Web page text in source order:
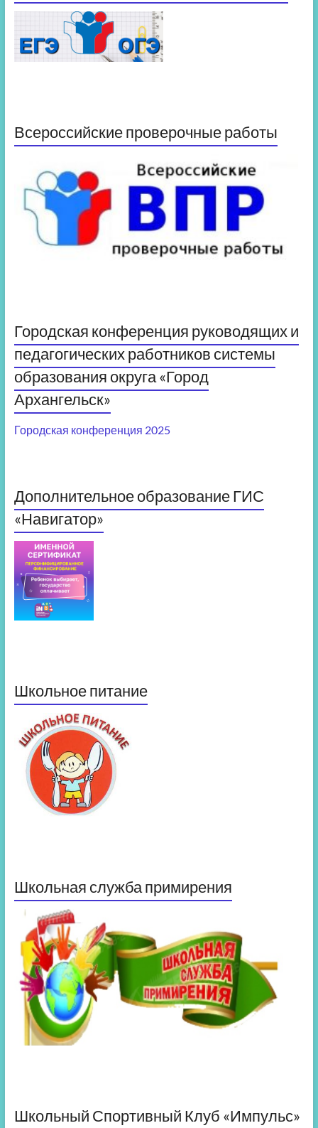
Всероссийские проверочные работы
Городская конференция руководящих и
педагогических работников системы
образования округа «Город
Архангельск»
Городская конференция 2025
Дополнительное образование ГИС
«Навигатор»
Школьное питание
Школьная служба примирения
Школьный Спортивный Клуб «Импульс»